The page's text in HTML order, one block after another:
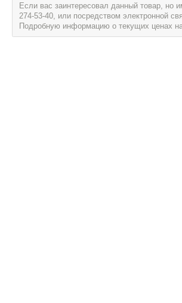
Если вас заинтересовал данный товар, но
274-53-40, или посредством электронной
Подробную информацию о текущих ценах на